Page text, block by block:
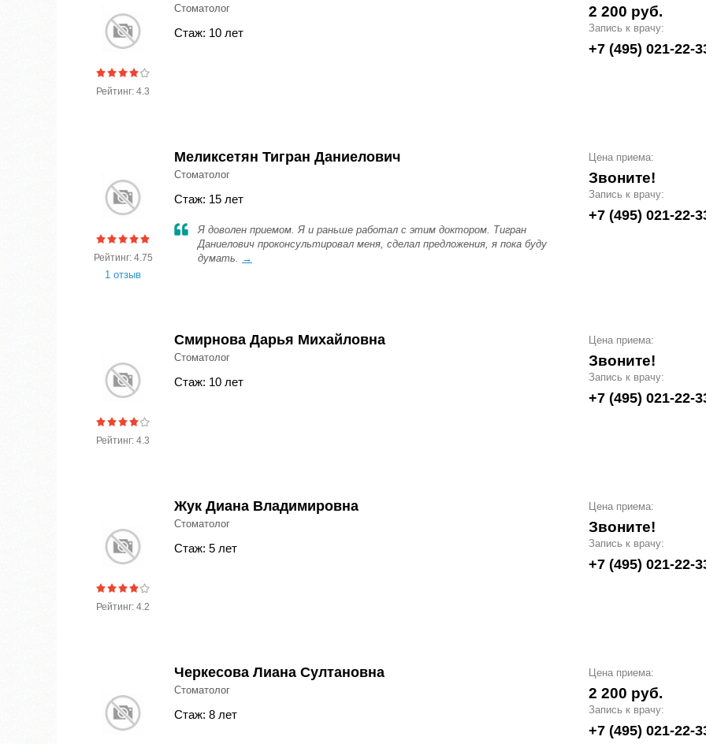
Рейтинг: 4.3
Стоматолог
Стаж: 10 лет
2 200 руб.
Запись к врачу:
+7 (495) 021-22-
Рейтинг: 4.75
1 отзыв
Меликсетян Тигран Даниелович
Стоматолог
Стаж: 15 лет
Я доволен приемом. Я и раньше работал с этим доктором. Тигран
Даниелович проконсультировал меня, сделал предложения, я пока буду
думать. →
Цена приема:
Звоните!
Запись к врачу:
+7 (495) 021-22-
Рейтинг: 4.3
Смирнова Дарья Михайловна
Стоматолог
Стаж: 10 лет
Цена приема:
Звоните!
Запись к врачу:
+7 (495) 021-22-
Рейтинг: 4.2
Жук Диана Владимировна
Стоматолог
Стаж: 5 лет
Цена приема:
Звоните!
Запись к врачу:
+7 (495) 021-22-
Черкесова Лиана Султановна
Стоматолог
Стаж: 8 лет
Цена приема:
2 200 руб.
Запись к врачу:
+7 (495) 021-22-